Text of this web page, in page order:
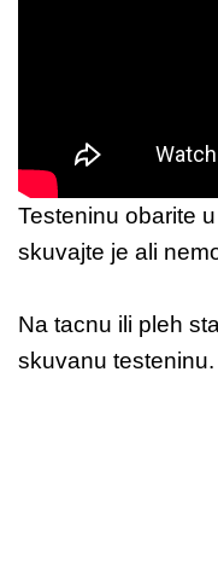
Testeninu obarite
skuvajte je ali
Na tacnu ili pleh
skuvanu testeninu.